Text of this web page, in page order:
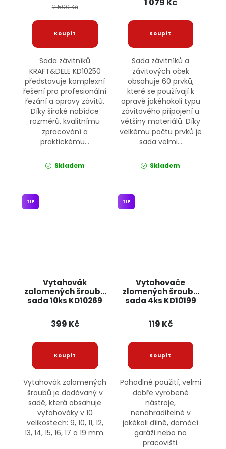
2 590 Kč
Sada závitníků
KRAFT&DELE KD10250
představuje komplexní
řešení pro profesionální
řezání a opravy závitů.
Díky široké nabídce
rozměrů, kvalitnímu
zpracování a
praktickému...
Skladem
Sada závitníků a
závitových oček
obsahuje 60 prvků,
které se používají k
opravě jakéhokoli typu
závitového připojení u
většiny materiálů. Díky
velkému počtu prvků je
sada velmi...
Skladem
Vytahovák
zalomených šroubů
sada 10ks KD10269
TIP
399 Kč
Vytahovák zalomených
šroubů je dodávaný v
sadě, která obsahuje
vytahováky v 10
velikostech: 9, 10, 11, 12,
13, 14, 15, 16, 17 a 19 mm.
Vytahovače
zlomených šroubů
sada 4ks KD10199
TIP
119 Kč
Pohodlné použití, velmi
dobře vyrobené
nástroje,
nenahraditelné v
jakékoli dílně, domácí
garáži nebo na
pracovišti.